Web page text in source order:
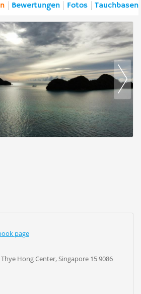
Bewertungen Fotos
page
Hong Center, Singapore 15 9086